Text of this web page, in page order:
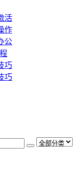
活
作
公
巧
巧